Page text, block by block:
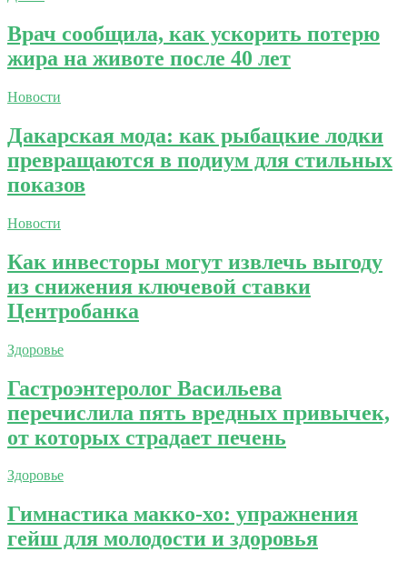
Врач сообщила, как ускорить потерю
жира на животе после 40 лет
Новости
Дакарская мода: как рыбацкие лодки
превращаются в подиум для стильных
показов
Новости
Как инвесторы могут извлечь выгоду
из снижения ключевой ставки
Центробанка
Здоровье
Гастроэнтеролог Васильева
перечислила пять вредных привычек,
от которых страдает печень
Здоровье
Гимнастика макко-хо: упражнения
гейш для молодости и здоровья